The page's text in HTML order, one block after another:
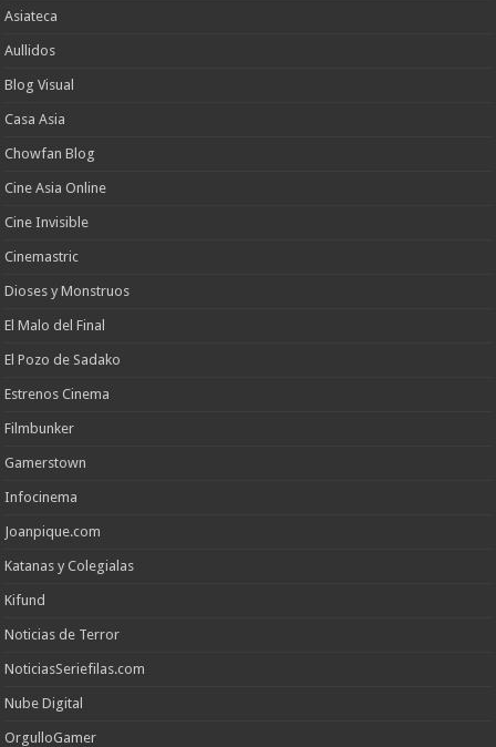
Asiateca
Aullidos
Blog Visual
Casa Asia
Chowfan Blog
Cine Asia Online
Cine Invisible
Cinemastric
Dioses y Monstruos
El Malo del Final
El Pozo de Sadako
Estrenos Cinema
Filmbunker
Gamerstown
Infocinema
Joanpique.com
Katanas y Colegialas
Kifund
Noticias de Terror
NoticiasSeriefilas.com
Nube Digital
OrgulloGamer